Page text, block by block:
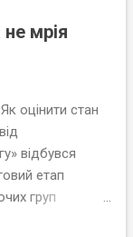
робочих груп в
затверджені
Це і є
дружньої
Завдання
лише в тому,
розробці
ще одну,
мрія
оцінити стан
відбувся
етап
груп